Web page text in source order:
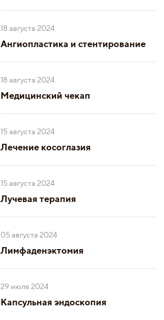
18 августа 2024
Ангиопластика и стентирование
18 августа 2024
Медицинский чекап
15 августа 2024
Лечение косоглазия
15 августа 2024
Лучевая терапия
05 августа 2024
Лимфаденэктомия
29 июля 2024
Капсульная эндоскопия